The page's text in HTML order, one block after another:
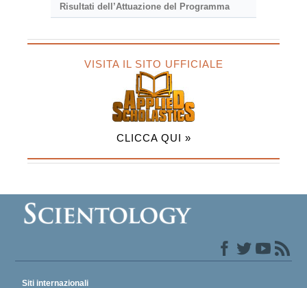
Risultati dell’Attuazione del Programma
VISITA IL SITO UFFICIALE
CLICCA QUI »
Siti internazionali